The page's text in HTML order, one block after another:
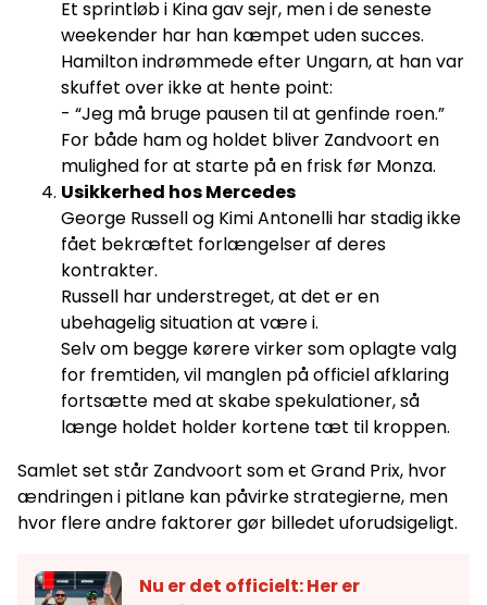
Et sprintløb i Kina gav sejr, men i de seneste
weekender har han kæmpet uden succes.
Hamilton indrømmede efter Ungarn, at han var
skuffet over ikke at hente point:
- “Jeg må bruge pausen til at genfinde roen.”
For både ham og holdet bliver Zandvoort en
mulighed for at starte på en frisk før Monza.
Usikkerhed hos Mercedes
George Russell og Kimi Antonelli har stadig ikke
fået bekræftet forlængelser af deres
kontrakter.
Russell har understreget, at det er en
ubehagelig situation at være i.
Selv om begge kørere virker som oplagte valg
for fremtiden, vil manglen på officiel afklaring
fortsætte med at skabe spekulationer, så
længe holdet holder kortene tæt til kroppen.
Samlet set står Zandvoort som et Grand Prix, hvor
ændringen i pitlane kan påvirke strategierne, men
hvor flere andre faktorer gør billedet uforudsigeligt.
Nu er det officielt: Her er